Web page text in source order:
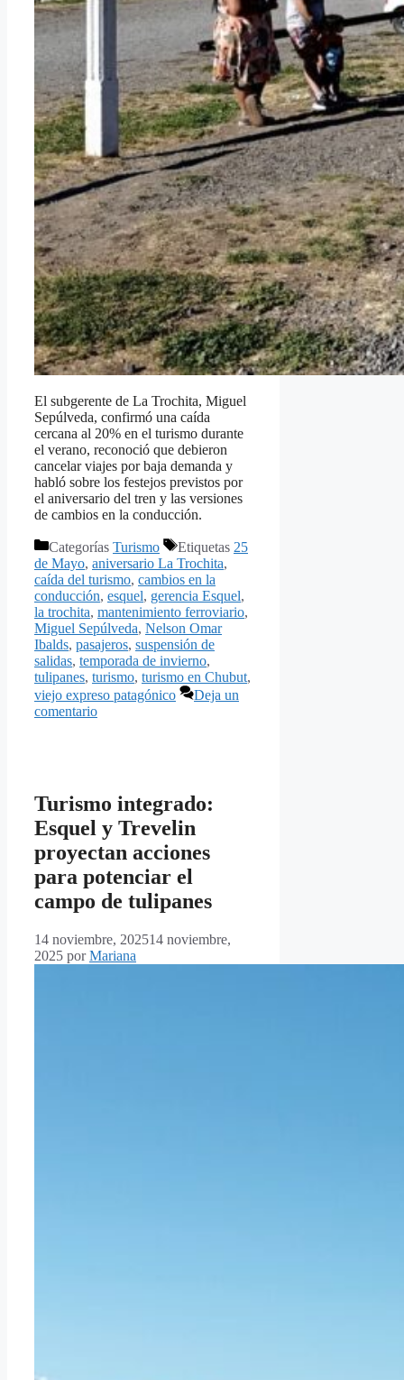
El subgerente de La Trochita, Miguel
Sepúlveda, confirmó una caída
cercana al 20% en el turismo durante
el verano, reconoció que debieron
cancelar viajes por baja demanda y
habló sobre los festejos previstos por
el aniversario del tren y las versiones
de cambios en la conducción.
Categorías Turismo Etiquetas 25
de Mayo, aniversario La Trochita,
caída del turismo, cambios en la
conducción, esquel, gerencia Esquel,
la trochita, mantenimiento ferroviario,
Miguel Sepúlveda, Nelson Omar
Ibalds, pasajeros, suspensión de
salidas, temporada de invierno,
tulipanes, turismo, turismo en Chubut,
viejo expreso patagónico
Deja un
comentario
Turismo integrado:
Esquel y Trevelin
proyectan acciones
para potenciar el
campo de tulipanes
14 noviembre, 202514 noviembre,
2025 porMariana